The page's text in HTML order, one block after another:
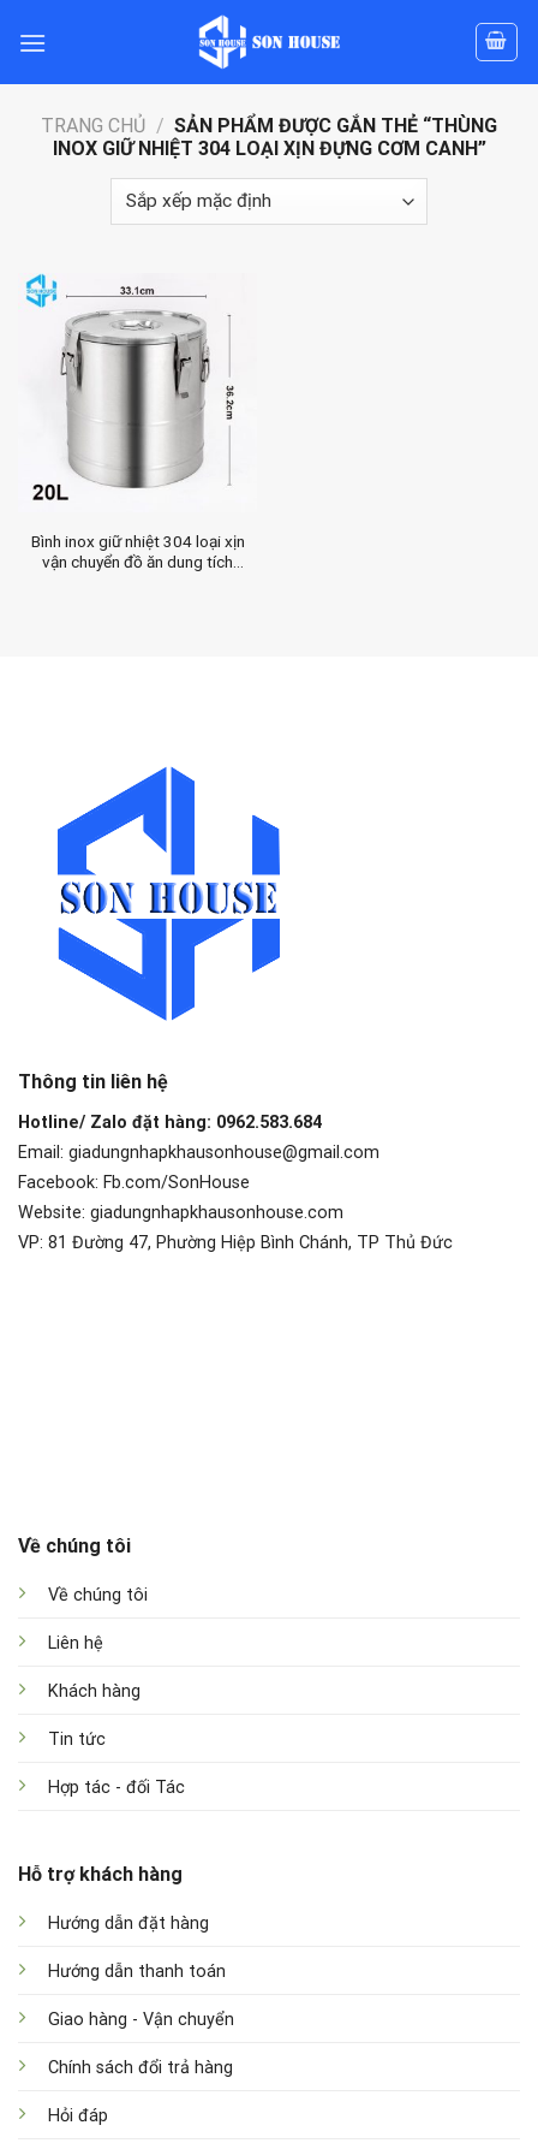
TRANG CHỦ / SẢN PHẨM ĐƯỢC GẮN THẺ “THÙNG
INOX GIỮ NHIỆT 304 LOẠI XỊN ĐỰNG CƠM CANH”
Bình inox giữ nhiệt 304 loại xịn
vận chuyển đồ ăn dung tích
Thông tin liên hệ
Hotline/ Zalo đặt hàng: 0962.583.684
Email: giadungnhapkhausonhouse@gmail.com
Facebook: Fb.com/SonHouse
Website: giadungnhapkhausonhouse.com
VP: 81 Đường 47, Phường Hiệp Bình Chánh, TP Thủ Đức
Về chúng tôi
Về chúng tôi
Liên hệ
Khách hàng
Tin tức
Hợp tác - đối Tác
Hỗ trợ khách hàng
Hướng dẫn đặt hàng
Hướng dẫn thanh toán
Giao hàng - Vận chuyển
Chính sách đổi trả hàng
Hỏi đáp